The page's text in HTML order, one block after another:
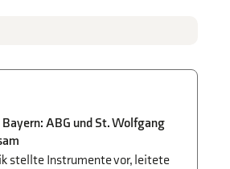
ABG und St. Wolfgang
stellte Instrumente vor, leitete